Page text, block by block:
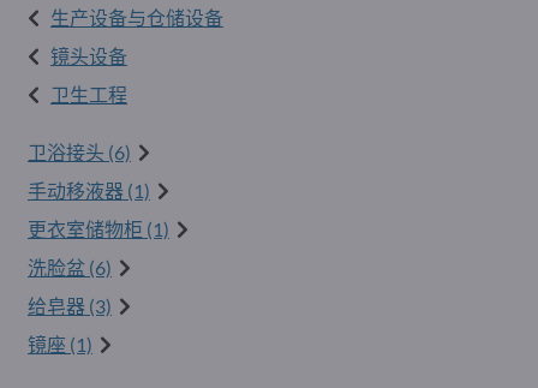
生产设备与仓储设备
镜头设备
卫生工程
卫浴接头 (6)
手动移液器 (1)
更衣室储物柜 (1)
洗脸盆 (6)
给皂器 (3)
镜座 (1)